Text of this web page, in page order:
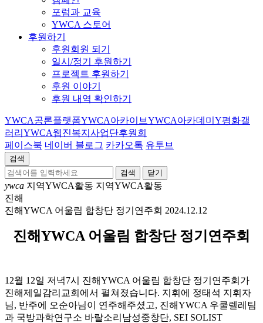
포럼과 교육
YWCA 스토어
후원하기
후원회원 되기
일시/정기 후원하기
프로젝트 후원하기
후원 이야기
후원 내역 확인하기
YWCA공론플랫폼YWCA아카이브YWCA아카데미 Y평화갤
러리 YWCA웹진복지사업단후원회
페이스북 네이버 블로그 카카오톡 유투브
검색
닫기
ywca 지역YWCA활동 지역YWCA활동
진해
진해YWCA 어울림 합창단 정기연주회 2024.12.12
진해YWCA 어울림 합창단 정기연주회
12월 12일 저녁7시 진해YWCA 어울림 합창단 정기연주회가
진해제일감리교회에서 펼쳐졌습니다. 지휘에 정태석 지휘자
님, 반주에 오순아님이 연주해주셨고, 진해YWCA 우쿨렐레팀
과 국방과학연구소 바랄소리남성중창단, SEI SOLIST